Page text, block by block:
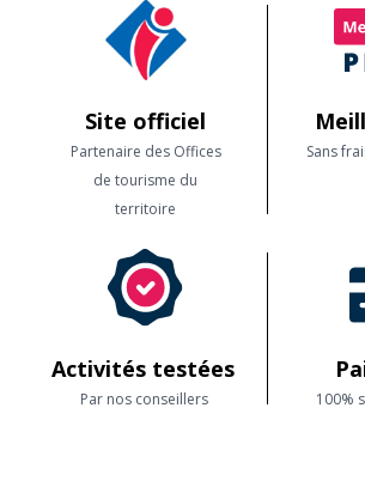
Site officiel
Partenaire des Offices
de tourisme du
territoire
Sans
Activités testées
Par nos conseillers 100%